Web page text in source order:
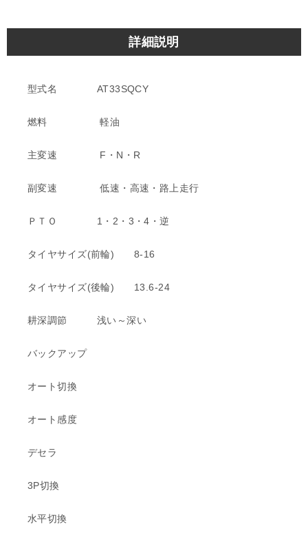
詳細説明
型式名 AT33SQCY
燃料 軽油
主変速 F・N・R
副変速 低速・高速・路上走行
ＰＴＯ 1・2・3・4・逆
タイヤサイズ(前輪) 8-16
タイヤサイズ(後輪) 13.6-24
耕深調節 浅い～深い
バックアップ
オート切換
オート感度
デセラ
3P切換
水平切換